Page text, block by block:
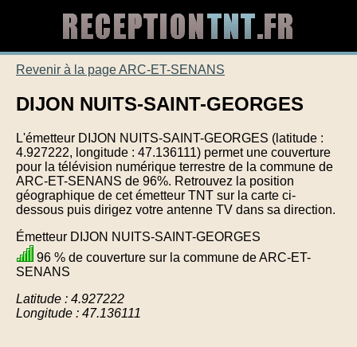
Revenir à la page ARC-ET-SENANS
DIJON NUITS-SAINT-GEORGES
L'émetteur DIJON NUITS-SAINT-GEORGES (latitude :
4.927222, longitude : 47.136111) permet une couverture
pour la télévision numérique terrestre de la commune de
ARC-ET-SENANS de 96%. Retrouvez la position
géographique de cet émetteur TNT sur la carte ci-
dessous puis dirigez votre antenne TV dans sa direction.
Émetteur DIJON NUITS-SAINT-GEORGES
96 % de couverture sur la commune de ARC-ET-
SENANS
Latitude : 4.927222
Longitude : 47.136111